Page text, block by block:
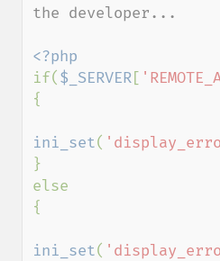
the developer...
if( $_SERVER[
{
ini_set(
}
else
{
ini_set(